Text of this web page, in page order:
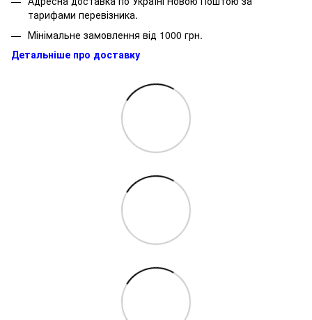
тарифами перевізника.
Мінімальне замовлення від 1000 грн.
Детальніше про доставку